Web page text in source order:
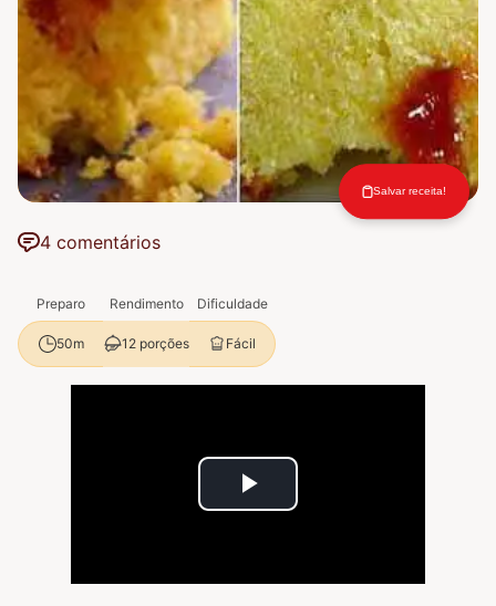
4 comentários
Salvar receita!
Preparo Rendimento Dificuldade
50m 12 porções Fácil
Play